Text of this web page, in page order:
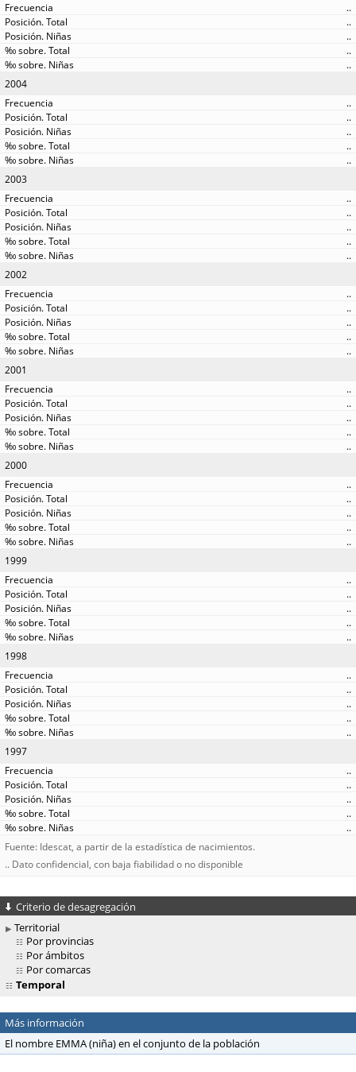
..
..
..
..
..
2004
..
..
..
..
..
2003
..
..
..
..
..
2002
..
..
..
..
..
2001
..
..
..
..
..
2000
..
..
..
..
..
1999
..
..
..
..
..
1998
..
..
..
..
..
1997
..
..
..
..
..
Fuente: Idescat, a partir de la estadística de nacimientos.
.. Dato confidencial, con baja fiabilidad o no disponible
Criterio de desagregación
Territorial
Por provincias
Por ámbitos
Por comarcas
Temporal
Más información
El nombre EMMA (niña) en el conjunto de la población